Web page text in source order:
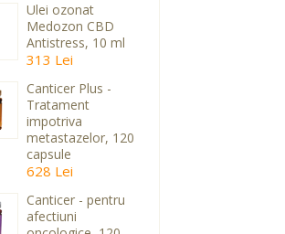
Ulei ozonat
Medozon CBD
Antistress, 10 ml
313 Lei
Canticer Plus -
Tratament
impotriva
metastazelor, 120
capsule
628 Lei
Canticer - pentru
afectiuni